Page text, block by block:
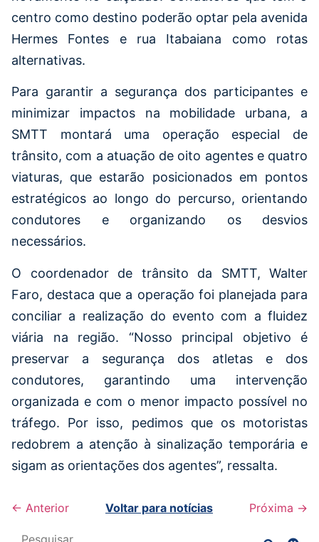
centro como destino poderão optar pela avenida
Hermes Fontes e rua Itabaiana como rotas
alternativas.
Para garantir a segurança dos participantes e
minimizar impactos na mobilidade urbana, a
SMTT montará uma operação especial de
trânsito, com a atuação de oito agentes e quatro
viaturas, que estarão posicionados em pontos
estratégicos ao longo do percurso, orientando
condutores e organizando os desvios
necessários.
O coordenador de trânsito da SMTT, Walter
Faro, destaca que a operação foi planejada para
conciliar a realização do evento com a fluidez
viária na região. “Nosso principal objetivo é
preservar a segurança dos atletas e dos
condutores, garantindo uma intervenção
organizada e com o menor impacto possível no
tráfego. Por isso, pedimos que os motoristas
redobrem a atenção à sinalização temporária e
sigam as orientações dos agentes”, ressalta.
← Anterior Voltar para notícias
Próxima →